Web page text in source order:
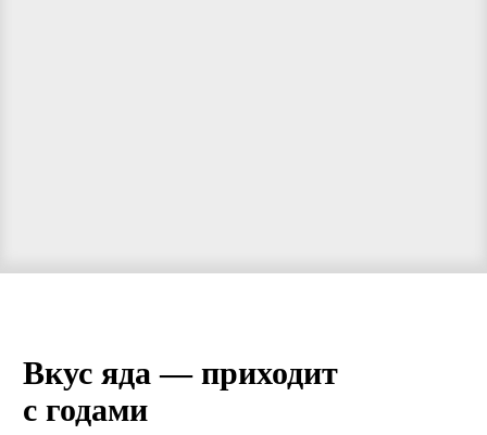
Вкус яда — приходит
с годами